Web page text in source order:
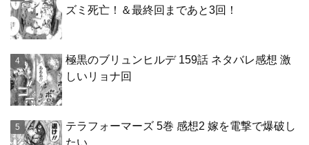
ズミ死亡！＆最終回まであと3回！
極黒のブリュンヒルデ 159話 ネタバレ感想 激
しいリョナ回
テラフォーマーズ 5巻 感想2 嫁を電撃で爆破し
たい